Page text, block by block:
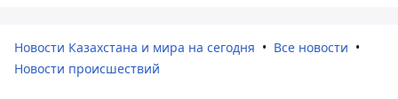
Новости Казахстана и мира на сегодня
Все новости
Новости происшествий